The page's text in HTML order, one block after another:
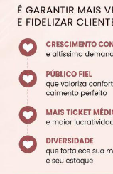
SUTIÃS